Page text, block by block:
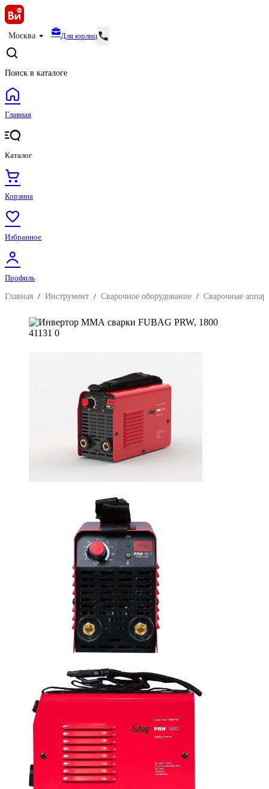
Москва Для юрлиц
Поиск в каталоге
Главная
Каталог
Корзина
Избранное
Профиль
Главная / Инструмент / Сварочное оборудование / Сварочные